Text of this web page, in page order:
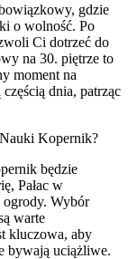
gdzie
o wolność. Po
Ci dotrzeć do
na 30. piętrze to
moment na
dnia, patrząc
Kopernik?
będzie
Pałac w
Wybór
warte
kluczowa, aby
bywają uciążliwe.